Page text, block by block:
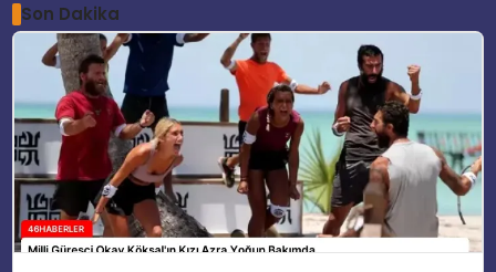
Son Dakika